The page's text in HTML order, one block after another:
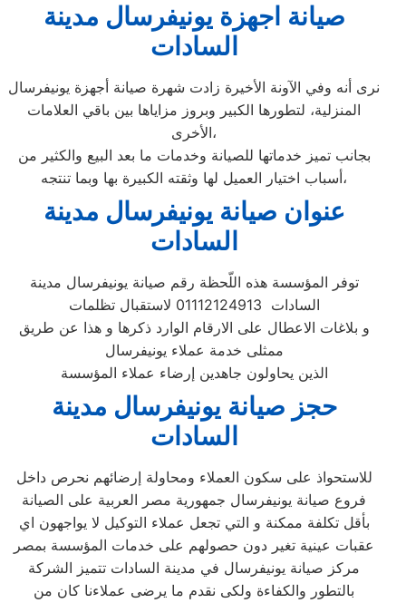
صيانة اجهزة يونيفرسال مدينة
السادات
نرى أنه وفي الآونة الأخيرة زادت شهرة صيانة أجهزة يونيفرسال
المنزلية، لتطورها الكبير وبروز مزاياها بين باقي العلامات
الأخرى،
بجانب تميز خدماتها للصيانة وخدمات ما بعد البيع والكثير من
أسباب اختيار العميل لها وثقته الكبيرة بها وبما تنتجه،
عنوان صيانة يونيفرسال مدينة
السادات
توفر المؤسسة هذه اللّحظة رقم صيانة يونيفرسال مدينة
السادات 01112124913 لاستقبال تظلمات
و بلاغات الاعطال على الارقام الوارد ذكرها و هذا عن طريق
ممثلى خدمة عملاء يونيفرسال
الذين يحاولون جاهدين إرضاء عملاء المؤسسة
حجز صيانة يونيفرسال مدينة
السادات
للاستحواذ على سكون العملاء ومحاولة إرضائهم نحرص داخل
فروع صيانة يونيفرسال جمهورية مصر العربية على الصيانة
بأقل تكلفة ممكنة و التي تجعل عملاء التوكيل لا يواجهون اي
عقبات عينية تغير دون حصولهم على خدمات المؤسسة بمصر
مركز صيانة يونيفرسال في مدينة السادات تتميز الشركة
بالتطور والكفاءة ولكى نقدم ما يرضى عملاءنا كان من